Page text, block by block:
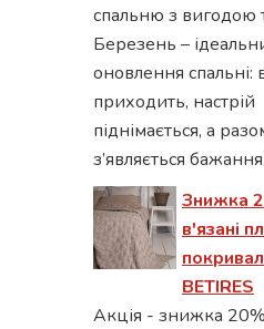
спальню з вигодою
Березень –
оновлення спальні:
приходить, настрій
піднімається, а
з’являється
Знижка
в'язані
BETIRES
Акція - знижка